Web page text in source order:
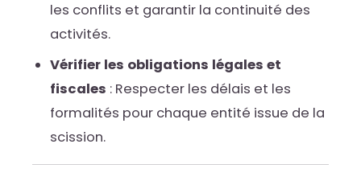
les conflits et garantir la continuité des
activités.
Vérifier les obligations légales et
fiscales : Respecter les délais et les
formalités pour chaque entité issue de la
scission.